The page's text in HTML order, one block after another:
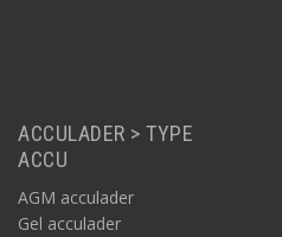
ACCULADER > TYPE
ACCU
AGM acculader
Gel acculader